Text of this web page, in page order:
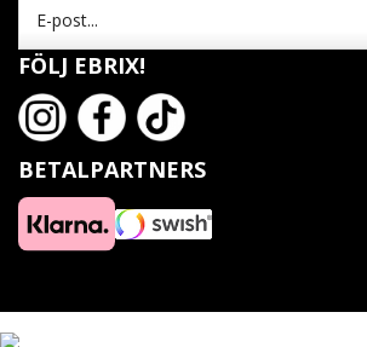
FÖLJ EBRIX!
BETALPARTNERS